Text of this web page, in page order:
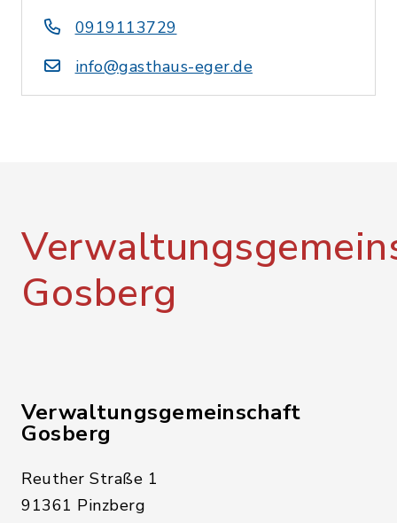
0919113729
info@gasthaus-eger.de
Gosberg
Verwaltungsgemeinschaft
Gosberg
Reuther Straße 1
91361 Pinzberg